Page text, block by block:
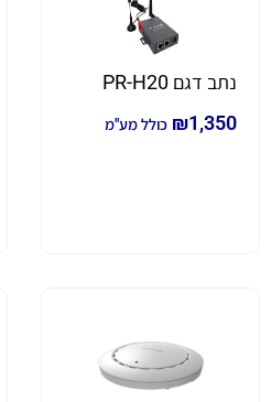
נתב דגם PR-H20
₪1,350 כולל מע"מ